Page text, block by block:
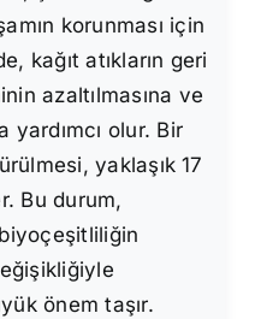
korunması için
kağıt atıkların geri
azaltılmasına ve
yardımcı olur. Bir
yaklaşık 17
Bu durum,
önem taşır.